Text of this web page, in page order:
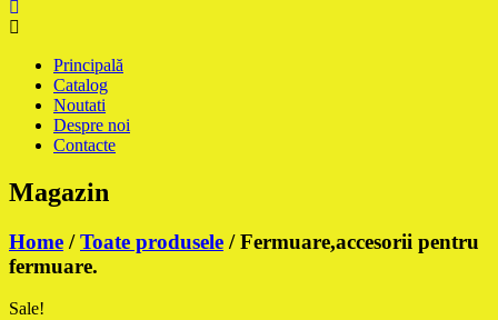
Principală
Catalog
Noutati
Despre noi
Contacte
Magazin
Home /Toate produsele / Fermuare,accesorii pentru
fermuare.
Sale!